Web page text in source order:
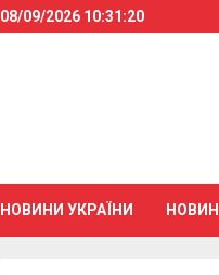
08/09/2026 10:31:21
НОВИНИ УКРАЇНИ